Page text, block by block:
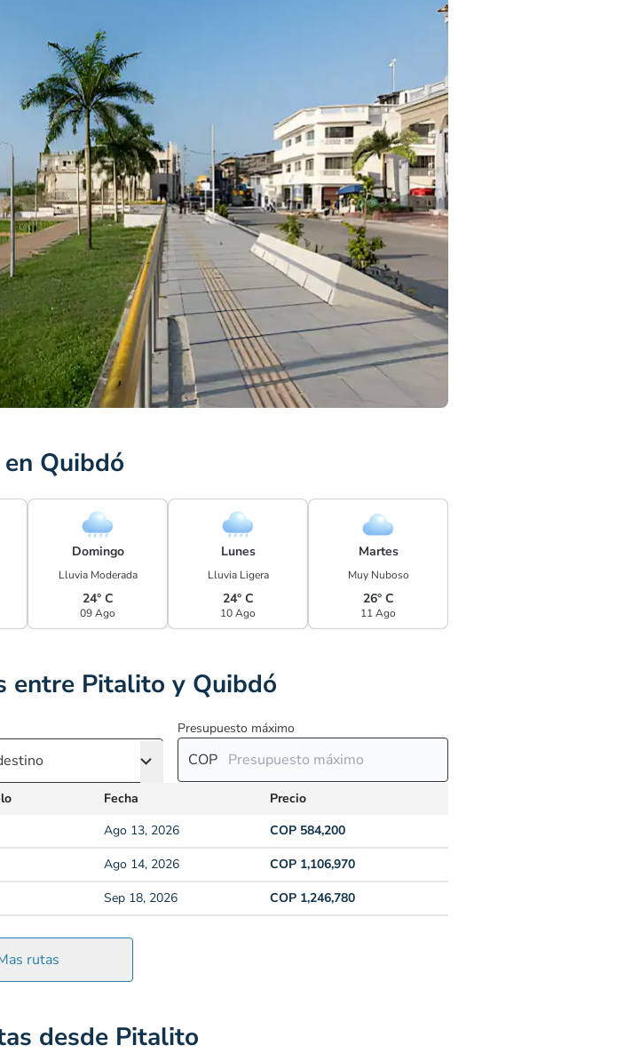
Quibdó
Domingo
Lluvia Moderada
24° C
09 Ago
Lunes
Lluvia Ligera
24° C
10 Ago
Martes
Muy Nuboso
26° C
11 Ago
entre Pitalito y Quibdó
Presupuesto máximo
COP
Fecha
Precio
Ago 13, 2026
COP 584,200
Ago 14, 2026
COP 1,106,970
Sep 18, 2026 COP 1,246,780
rutas
desde Pitalito